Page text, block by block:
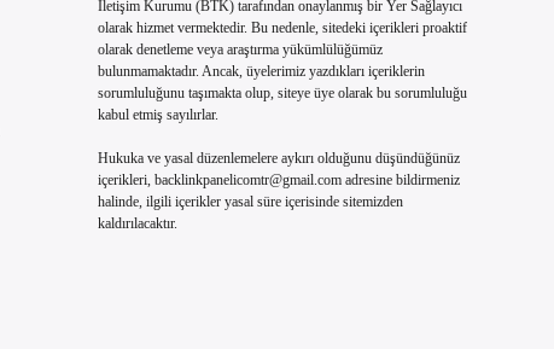
İletişim Kurumu (BTK) tarafından onaylanmış bir Yer Sağlayıcı
olarak hizmet vermektedir. Bu nedenle, sitedeki içerikleri proaktif
olarak denetleme veya araştırma yükümlülüğümüz
bulunmamaktadır. Ancak, üyelerimiz yazdıkları içeriklerin
sorumluluğunu taşımakta olup, siteye üye olarak bu sorumluluğu
kabul etmiş sayılırlar.
Hukuka ve yasal düzenlemelere aykırı olduğunu düşündüğünüz
içerikleri, backlinkpanelicomtr@gmail.comadresine bildirmeniz
halinde, ilgili içerikler yasal süre içerisinde sitemizden
kaldırılacaktır.